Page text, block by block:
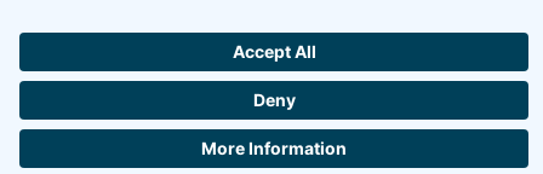
Training and further education offers